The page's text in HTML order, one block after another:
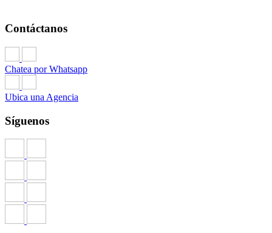
Contáctanos
Chatea por Whatsapp
Ubica una Agencia
Síguenos